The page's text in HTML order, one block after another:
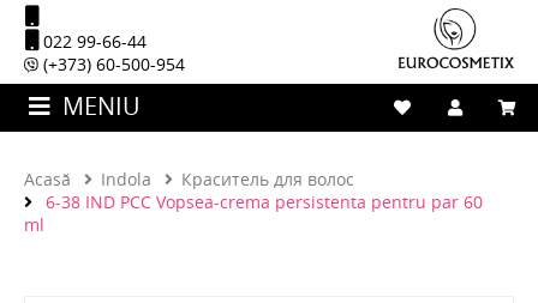
022 99-66-44
(+373) 60-500-954
MENIU
Acasă Indola
Краситель для волос
6-38 IND PCC Vopsea-crema persistenta pentru par 60
ml